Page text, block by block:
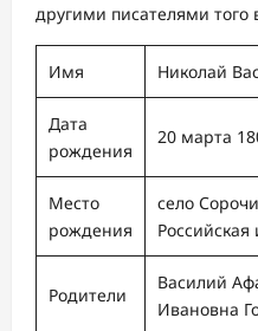
другими писателями того
Имя Николай
Дата
рождения
20 марта
Место
рождения
село
Родители
Василий
Ивановна